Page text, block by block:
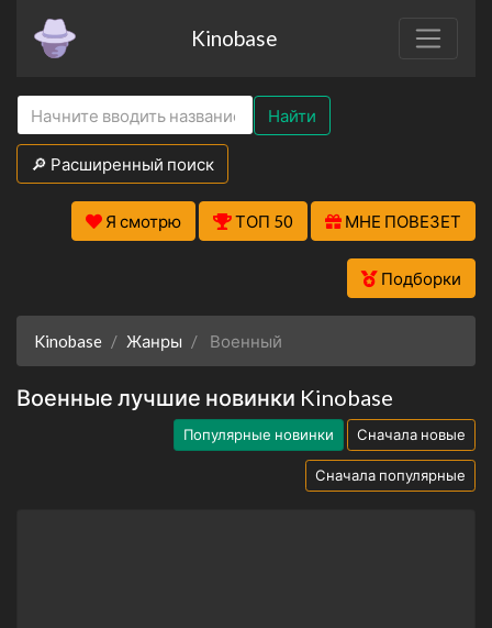
Kinobase
Найти
🔎 Расширенный поиск
Я смотрю ТОП 50 МНЕ ПОВЕЗЕТ
Подборки
Kinobase Жанры Военный
Военные лучшие новинки Kinobase
Популярные новинки Сначала новые
Сначала популярные